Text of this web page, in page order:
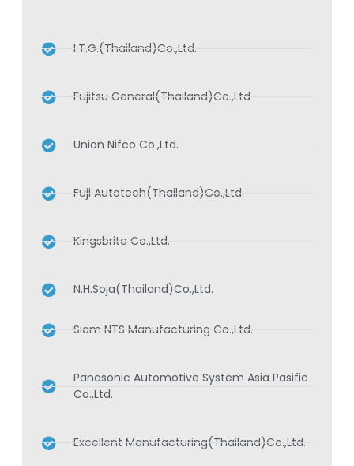
I.T.G.(Thailand)Co.,Ltd.
Fujitsu General(Thailand)Co.,Ltd
Union Nifco Co.,Ltd.
Fuji Autotech(Thailand)Co.,Ltd.
Kingsbrite Co.,Ltd.
N.H.Soja(Thailand)Co.,Ltd.
Siam NTS Manufacturing Co.,Ltd.
Panasonic Automotive System Asia Pasific
Co.,Ltd.
Excellent Manufacturing(Thailand)Co.,Ltd.